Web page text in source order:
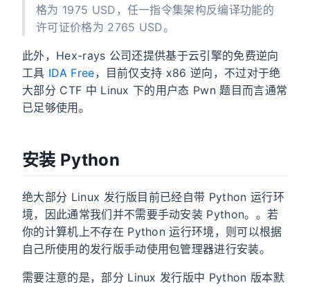
格为 1975 USD，任一指令集架构反编译功能的
许可证价格为 2765 USD。
此外，Hex-rays 公司还提供基于云引擎的免费逆向
工具 IDA Free，目前仅支持 x86 逆向，不过对于绝
大部分 CTF 中 Linux 下的用户态 Pwn 题目而言通常
已足够使用。
安装 Python
绝大部分 Linux 发行版目前已经自带 Python 运行环
境，因此通常我们并不需要手动安装 Python。。若
你的计算机上不存在 Python 运行环境，则可以根据
自己所使用的发行版手动使用包管理器进行安装。
需要注意的是，部分 Linux 发行版中 Python 版本默